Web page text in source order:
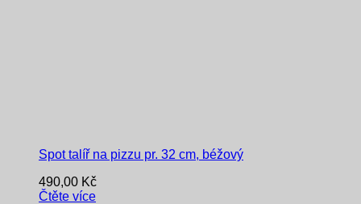
Spot talíř na pizzu pr. 32 cm, béžový
490,00 Kč
Čtěte více